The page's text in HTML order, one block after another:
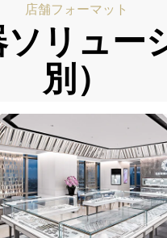
店舗フォーマット
リュー
別）